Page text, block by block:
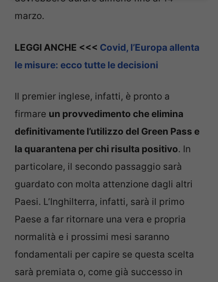
marzo.
LEGGI ANCHE <<< Covid, l’Europa allenta
le misure: ecco tutte le decisioni
Il premier inglese, infatti, è pronto a
firmare un provvedimento che elimina
definitivamente l’utilizzo del Green Pass e
la quarantena per chi risulta positivo. In
particolare, il secondo passaggio sarà
guardato con molta attenzione dagli altri
Paesi. L’Inghilterra, infatti, sarà il primo
Paese a far ritornare una vera e propria
normalità e i prossimi mesi saranno
fondamentali per capire se questa scelta
sarà premiata o, come già successo in